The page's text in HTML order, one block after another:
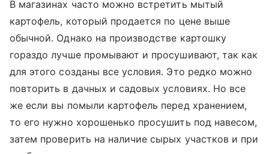
В магазинах часто можно встретить мытый
картофель, который продается по цене выше
обычной. Однако на производстве картошку
гораздо лучше промывают и просушивают, так как
для этого созданы все условия. Это редко можно
повторить в дачных и садовых условиях. Но все
же если вы помыли картофель перед хранением,
то его нужно хорошенько просушить под навесом,
затем проверить на наличие сырых участков и при